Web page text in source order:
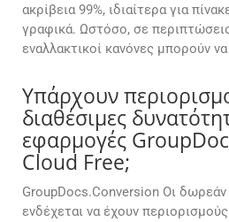
ακρίβεια 99%, ιδιαίτερα για
γραφικά. Ωστόσο, σε
εναλλακτικοί κανόνες μπορούν
Υπάρχουν
διαθέσιμες
εφαρμογές
Cloud Free;
GroupDocs.Conversion Οι
ενδέχεται να έχουν